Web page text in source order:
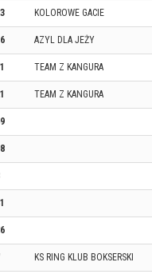
KOLOROWE GACIE
AZYL DLA JEŻY
TEAM Z KANGURA
TEAM Z KANGURA
KS RING KLUB BOKSERSKI